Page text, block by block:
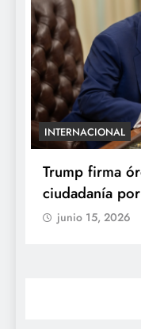
INTERNACIONAL
Trump firma
ciudadanía
junio 15, 2026